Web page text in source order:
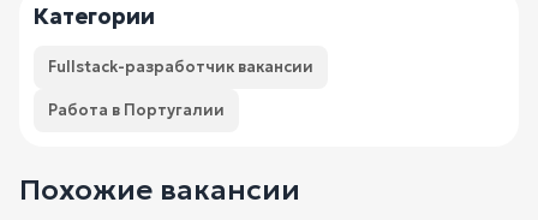
Категории
Fullstack-разработчик вакансии
Работа в Португалии
Похожие вакансии